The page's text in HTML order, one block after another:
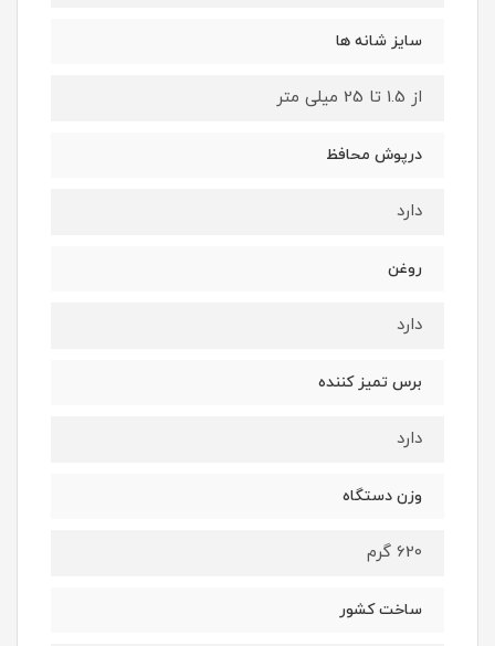
سایز شانه ها
از 1.5 تا 25 میلی متر
درپوش محافظ
دارد
روغن
دارد
برس تمیز کننده
دارد
وزن دستگاه
620 گرم
ساخت کشور